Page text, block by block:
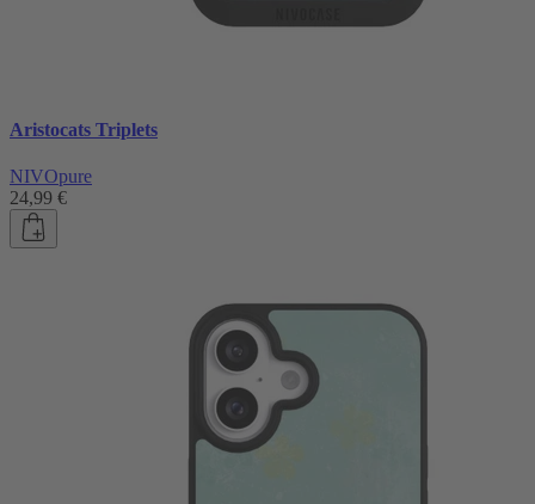
Aristocats Triplets
NIVOpure
24,99 €